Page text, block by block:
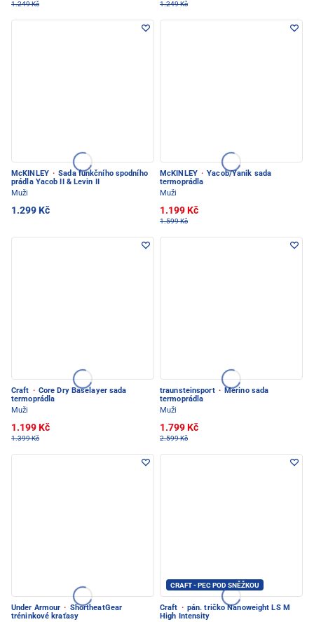
1.249 Kč 1.249 Kč
McKINLEY · Sada funkčního spodního
prádla Yacob II & Levin II
Muži
1.299 Kč
McKINLEY · Yacob/Yanik sada
termoprádla
Muži
1.199 Kč
1.599 Kč
Craft · Core Dry Baselayer sada
termoprádla
Muži
1.199 Kč
1.399 Kč
traunsteinsport · Merino sada
termoprádla
Muži
1.799 Kč
2.599 Kč
Under Armour · ShortheatGear
tréninkové kraťasy
CRAFT - PEC POD SNĚŽKOU
Craft · pán. tričko Nanoweight LS M
High Intensity